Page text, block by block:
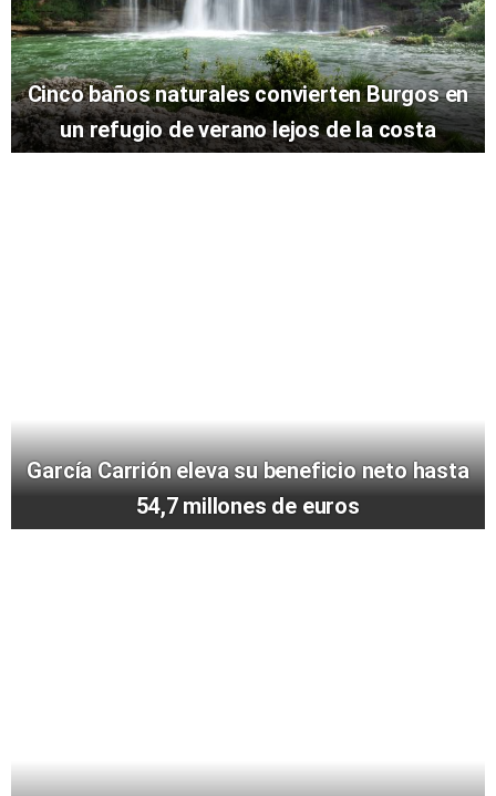
Cinco baños naturales convierten Burgos en
un refugio de verano lejos de la costa
García Carrión eleva su beneficio neto hasta
54,7 millones de euros